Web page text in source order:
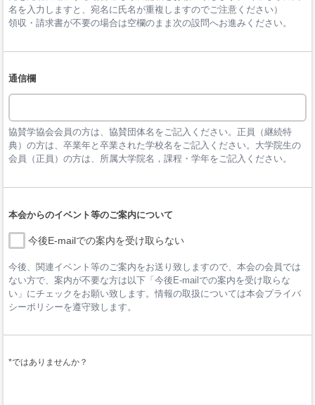
名を入力しますと、宛名に氏名が重複しますのでご注意ください）
領収・請求書が不要の場合は空欄のまま次の設問へお進みください。
通信欄
協賛学協会会員の方は、協賛団体名をご記入ください。正員（継続特
典）の方は、卒業年と卒業された学校名をご記入ください。大学院生の
会員（正員）の方は、所属大学院名，課程・学年をご記入ください。
本会からのイベント等のご案内について
今後E-mailでの案内を受け取らない
今後、関連イベント等のご案内をお送り致しますので、本会の会員では
ない方で、案内が不要な方は以下「今後E-mailでの案内を受け取らな
い」にチェックをお願い致します。情報の取扱については本会プライバ
シーポリシーを遵守致します。
*ではありませんか？